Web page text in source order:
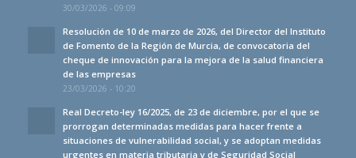
30/03/2026 - 09:09
Resolución de 10 de marzo de 2026, del Director del Instituto
de Fomento de la Región de Murcia, de convocatoria del
cheque de innovación para la mejora de la salud financiera
de las empresas
23/03/2026 - 10:20
Real Decreto-ley 16/2025, de 23 de diciembre, por el que se
prorrogan determinadas medidas para hacer frente a
situaciones de vulnerabilidad social, y se adoptan medidas
urgentes en materia tributaria y de Seguridad Social